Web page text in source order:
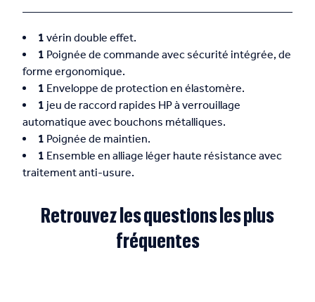
1 vérin double effet.
1 Poignée de commande avec sécurité intégrée, de
forme ergonomique.
1 Enveloppe de protection en élastomère.
1 jeu de raccord rapides HP à verrouillage
automatique avec bouchons métalliques.
1 Poignée de maintien.
1 Ensemble en alliage léger haute résistance avec
traitement anti-usure.
Retrouvez les questions les plus
fréquentes